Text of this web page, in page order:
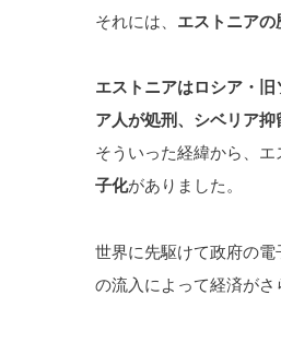
それには、 エストニアの
エストニアはロシア・
ア人が処刑、シベリア抑
そういった経緯から、エ
子化がありました。
世界に先駆けて政府の
の流入によって経済がさ